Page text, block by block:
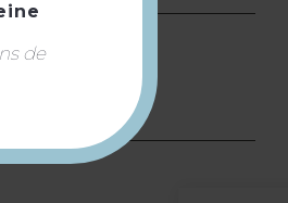
de